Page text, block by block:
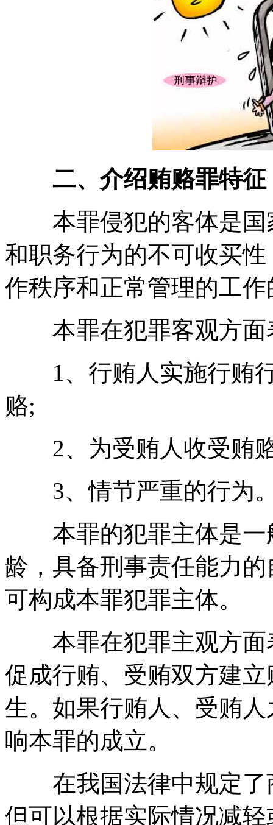
二、介绍贿赂罪特征
本罪侵犯的客体是国
和职务行为的不可收买
作秩序和正常管理的工
本罪在犯罪客观方面
1、行贿人实施行贿行
赂;
2、为受贿人收受贿赂
3、情节严重的行为
本罪的犯罪主体是一
龄，具备刑事责任能力
可构成本罪犯罪主体。
本罪在犯罪主观方面
促成行贿、受贿双方建
生。如果行贿人、受贿
响本罪的成立。
在我国法律中规定了
但可以根据实际情况减